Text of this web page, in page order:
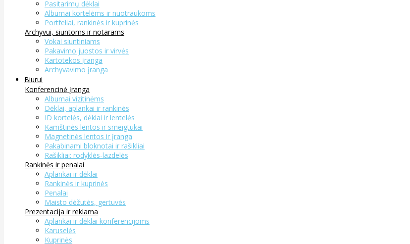
Pasitarimų dėklai
Albumai kortelėms ir nuotraukoms
Portfeliai, rankinės ir kuprinės
Archyvui, siuntoms ir notarams
Vokai siuntiniams
Pakavimo juostos ir virvės
Kartotekos įranga
Archyvavimo įranga
Biurui
Konferencinė įranga
Albumai vizitinėms
Dėklai, aplankai ir rankinės
ID kortelės, dėklai ir lentelės
Kamštinės lentos ir smeigtukai
Magnetinės lentos ir įranga
Pakabinami bloknotai ir rašikliai
Rašikliai: rodyklės-lazdelės
Rankinės ir penalai
Aplankai ir dėklai
Rankinės ir kuprinės
Penalai
Maisto dėžutės, gertuvės
Prezentacija ir reklama
Aplankai ir dėklai konferencijoms
Karuselės
Kuprinės